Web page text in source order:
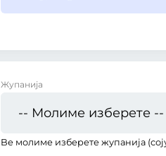
Жупанија
Be молиме изберете жупанија